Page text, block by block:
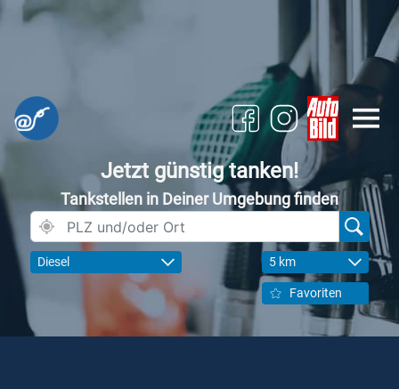
Jetzt günstig tanken!
Tankstellen in Deiner Umgebung finden
Diesel 5 km
Favoriten